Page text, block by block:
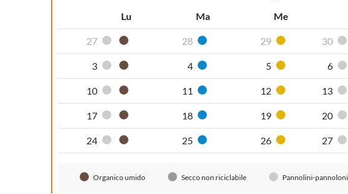
Lu Ma Me
27 Pannolini-pannoloni
Organico umido
28 Carta 29 Plastica 30
3 Pannolini-pannoloni
Organico umido
4 Carta 5 Plastica 6
10 Pannolini-pannoloni
Organico umido
11 Carta 12 Plastica 13
17 Pannolini-pannoloni
Organico umido
18 Carta 19 Plastica 20
24 Pannolini-pannoloni
Organico umido
25 Carta 26 Plastica 27
Organico umido Secco non riciclabile Pannolini-pannoloni